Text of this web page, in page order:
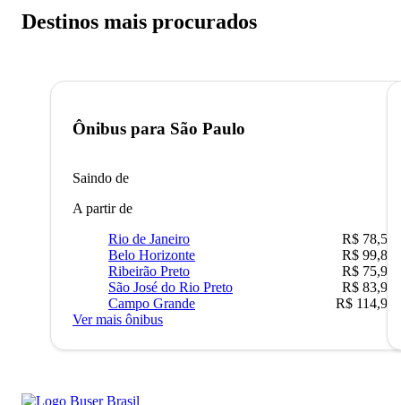
Destinos mais procurados
Ônibus para São Paulo
Saindo de
A partir de
Rio de Janeiro
R$ 78,51
Belo Horizonte
R$ 99,89
Ribeirão Preto
R$ 75,90
São José do Rio Preto
R$ 83,90
Campo Grande
R$ 114,90
Ver mais ônibus